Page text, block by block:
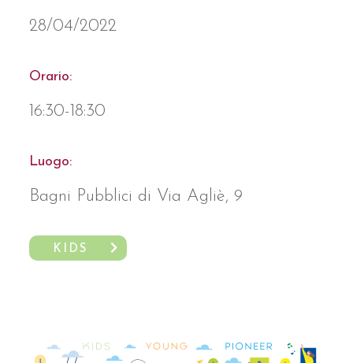
28/04/2022
Orario:
16:30-18:30
Luogo:
Bagni Pubblici di Via Agliè, 9
KIDS